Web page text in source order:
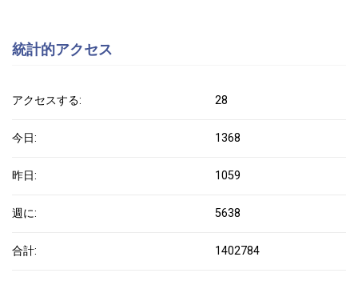
統計的アクセス
アクセスする: 28
今日: 1368
昨日: 1059
週に: 5638
合計: 1402784